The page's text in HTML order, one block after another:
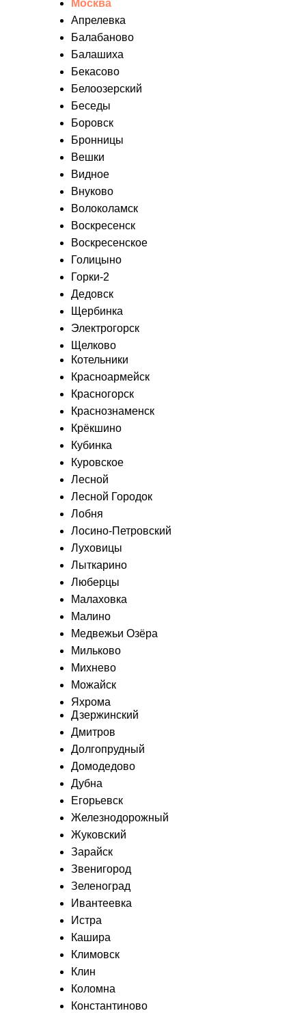
Москва
Апрелевка
Балабаново
Балашиха
Бекасово
Белоозерский
Беседы
Боровск
Бронницы
Вешки
Видное
Внуково
Волоколамск
Воскресенск
Воскресенское
Голицыно
Горки-2
Дедовск
Щербинка
Электрогорск
Щелково
Дзержинский
Дмитров
Долгопрудный
Домодедово
Дубна
Егорьевск
Железнодорожный
Жуковский
Зарайск
Звенигород
Зеленоград
Ивантеевка
Истра
Кашира
Климовск
Клин
Коломна
Константиново
Котельники
Красноармейск
Красногорск
Краснознаменск
Крёкшино
Кубинка
Куровское
Лесной
Лесной Городок
Лобня
Лосино-Петровский
Луховицы
Лыткарино
Люберцы
Малаховка
Малино
Медвежьи Озёра
Мильково
Михнево
Можайск
Яхрома